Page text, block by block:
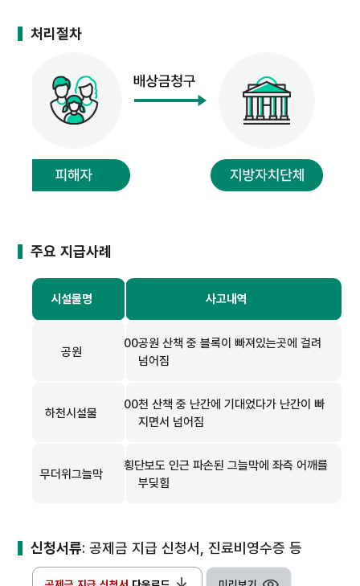
처리절차
주요 지급사례
시설물명 사고내역
공원
00공원 산책 중 블록이 빠져있는곳에 걸려
넘어짐
하천시설물
00천 산책 중 난간에 기대었다가 난간이 빠
지면서 넘어짐
무더위그늘막
횡단보도 인근 파손된 그늘막에 좌측 어깨를
부딪힘
신청서류: 공제금 지급 신청서, 진료비영수증 등